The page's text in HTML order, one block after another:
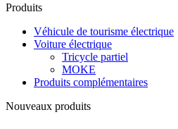
Produits
Véhicule de tourisme électrique
Voiture électrique
Tricycle partiel
MOKE
Produits complémentaires
Nouveaux produits